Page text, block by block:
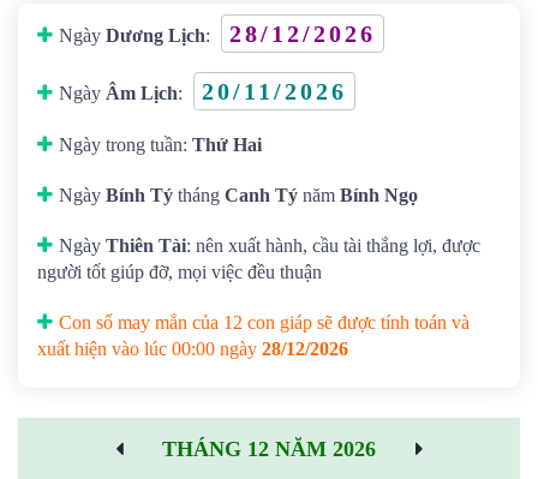
Ngày Dương Lịch: 28/12/2026
Ngày Âm Lịch: 20/11/2026
Ngày trong tuần: Thứ Hai
Ngày Bính Tý tháng Canh Tý năm Bính Ngọ
Ngày Thiên Tài: nên xuất hành, cầu tài thắng lợi, được
người tốt giúp đỡ, mọi việc đều thuận
Con số may mắn của 12 con giáp sẽ được tính toán và
xuất hiện vào lúc 00:00 ngày 28/12/2026
THÁNG 12 NĂM 2026